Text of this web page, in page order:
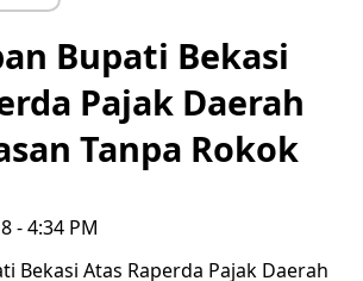
Bupati Bekasi
Pajak Daerah
Tanpa Rokok
- 4:34 PM